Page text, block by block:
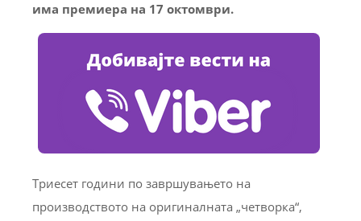
има премиера на 17 октомври.
Триесет години по завршувањето на
производството на оригиналната „четворка“,